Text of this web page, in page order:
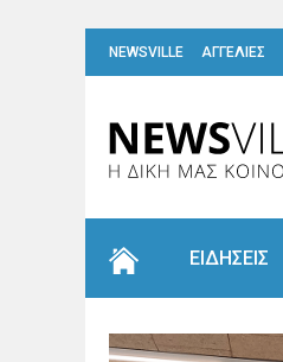
NEWSVILLE ΑΓΓΕΛΙΕΣ
ΕΙΔΗΣΕΙΣ